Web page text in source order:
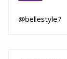
@bellestyle7